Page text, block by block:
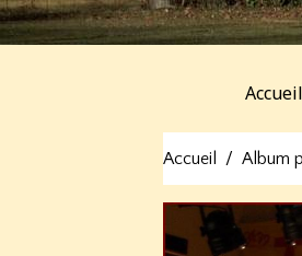
Accueil
Accueil Album